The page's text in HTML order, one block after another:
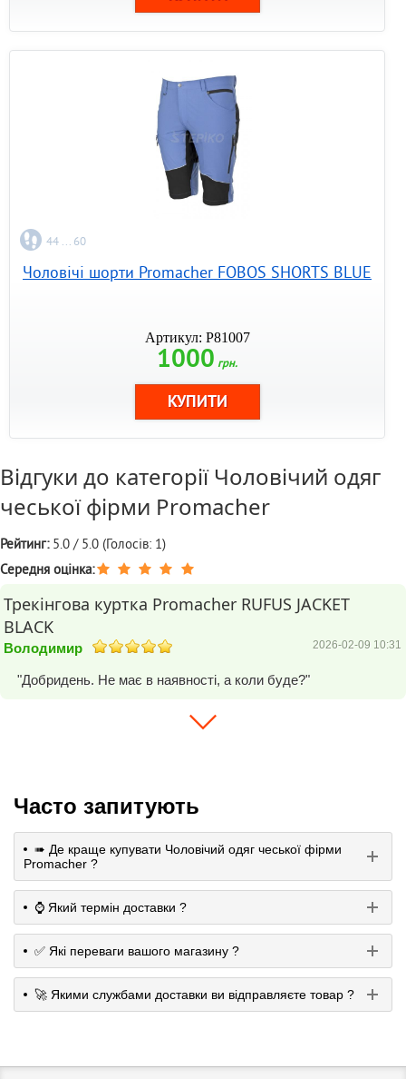
44 ... 60
Чоловічі шорти Promacher FOBOS SHORTS BLUE
Артикул: P81007
1000 грн.
Відгуки до категорії Чоловічий одяг
чеської фірми Promacher
Рейтинг: 5.0 / 5.0 (Голосів: 1)
Середня оцінка:
Трекінгова куртка Promacher RUFUS JACKET
BLACK
Володимир 2026-02-09 10:31
"Добридень. Не має в наявності, а коли буде?"
Часто запитують
➠ Де краще купувати Чоловічий одяг чеської фірми
Promacher ?
⌚️ Який термін доставки ?
✅ Які переваги вашого магазину ?
🚀 Якими службами доставки ви відправляєте товар ?